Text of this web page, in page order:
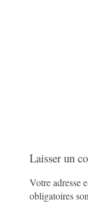
Laisser un
Votre adresse
obligatoires